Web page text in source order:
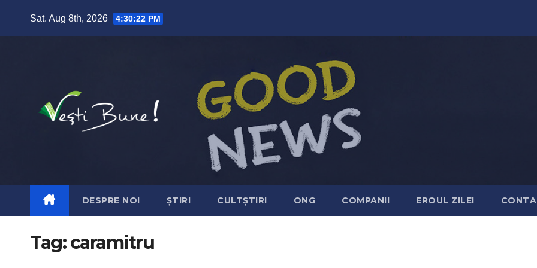
Sat. Aug 8th, 2026
4:30:23 PM
DESPRE NOI ȘTIRI CULTȘTIRI ONG COMPANII EROUL ZILEI
Tag:caramitru